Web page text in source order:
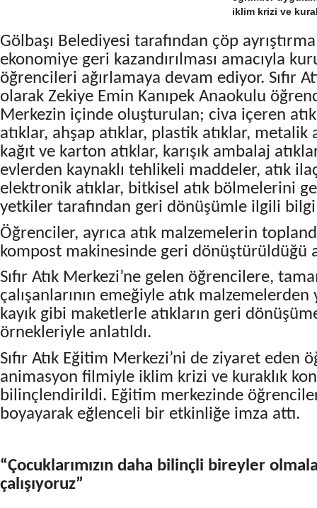
iklim krizi ve
Gölbaşı Belediyesi tarafından çöp
ekonomiye geri kazandırılması amacıyla
öğrencileri ağırlamaya devam ediyor. Sıfır
olarak Zekiye Emin Kanıpek Anaokulu
Merkezin içinde oluşturulan; civa içeren
atıklar, ahşap atıklar, plastik atıklar, metalik
kağıt ve karton atıklar, karışık ambalaj
evlerden kaynaklı tehlikeli maddeler, atık
elektronik atıklar, bitkisel atık bölmelerini
yetkiler tarafından geri dönüşümle ilgili bilgi
Öğrenciler, ayrıca atık malzemelerin
kompost makinesinde geri dönüştürüldüğü
Sıfır Atık Merkezi’ne gelen öğrencilere,
çalışanlarının emeğiyle atık
kayık gibi maketlerle atıkların geri
örnekleriyle anlatıldı.
Sıfır Atık Eğitim Merkezi’ni de ziyaret eden
animasyon filmiyle iklim krizi ve kuraklık
bilinçlendirildi. Eğitim merkezinde
boyayarak eğlenceli bir etkinliğe imza attı.
“Çocuklarımızın daha bilinçli bireyler
çalışıyoruz”